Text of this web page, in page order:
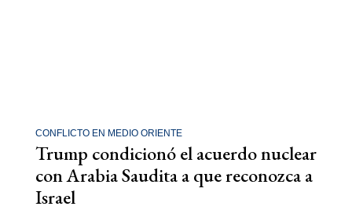
CONFLICTO EN MEDIO ORIENTE
Trump condicionó el acuerdo nuclear
con Arabia Saudita a que reconozca a
Israel